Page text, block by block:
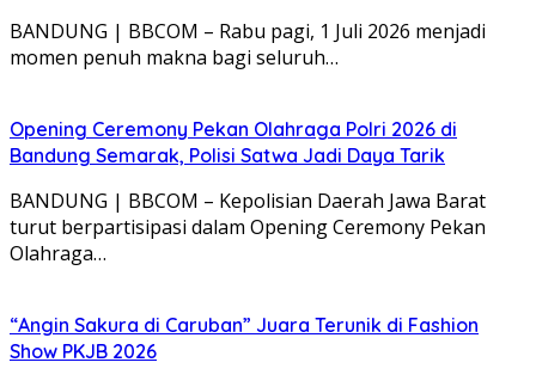
BANDUNG | BBCOM – Rabu pagi, 1 Juli 2026 menjadi
momen penuh makna bagi seluruh…
Opening Ceremony Pekan Olahraga Polri 2026 di
Bandung Semarak, Polisi Satwa Jadi Daya Tarik
BANDUNG | BBCOM – Kepolisian Daerah Jawa Barat
turut berpartisipasi dalam Opening Ceremony Pekan
Olahraga…
“Angin Sakura di Caruban” Juara Terunik di Fashion
Show PKJB 2026